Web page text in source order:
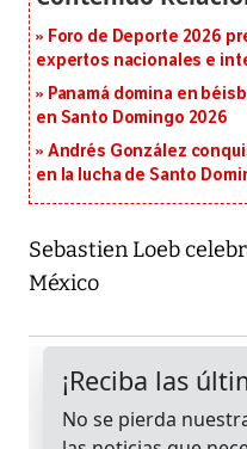
Foro de Deporte 2026
expertos nacionales e
Panamá domina en
en Santo Domingo 2026
Andrés González
en la lucha de Santo
Sebastien Loeb
México